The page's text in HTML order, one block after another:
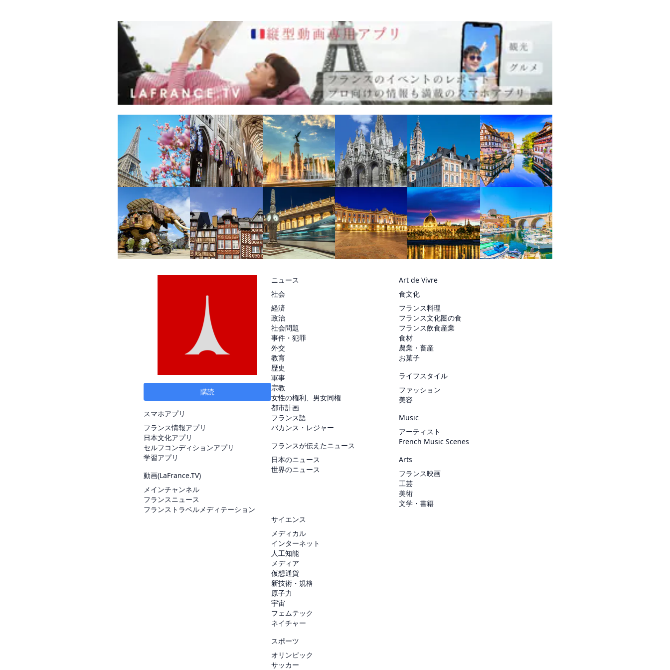
購読
スマホアプリ
フランス情報アプリ
日本文化アプリ
セルフコンディションアプリ
学習アプリ
動画(LaFrance.TV)
メインチャンネル
フランスニュース
フランストラベルメディテーション
ニュース
社会
経済
政治
社会問題
事件・犯罪
外交
教育
歴史
軍事
宗教
女性の権利、男女同権
都市計画
フランス語
バカンス・レジャー
フランスが伝えたニュース
日本のニュース
世界のニュース
Art de Vivre
食文化
フランス料理
フランス文化圏の食
フランス飲食産業
食材
農業・畜産
お菓子
ライフスタイル
ファッション
美容
Music
アーティスト
French Music Scenes
Arts
フランス映画
工芸
美術
文学・書籍
サイエンス
メディカル
インターネット
人工知能
メディア
仮想通貨
新技術・規格
原子力
宇宙
フェムテック
ネイチャー
スポーツ
オリンピック
サッカー